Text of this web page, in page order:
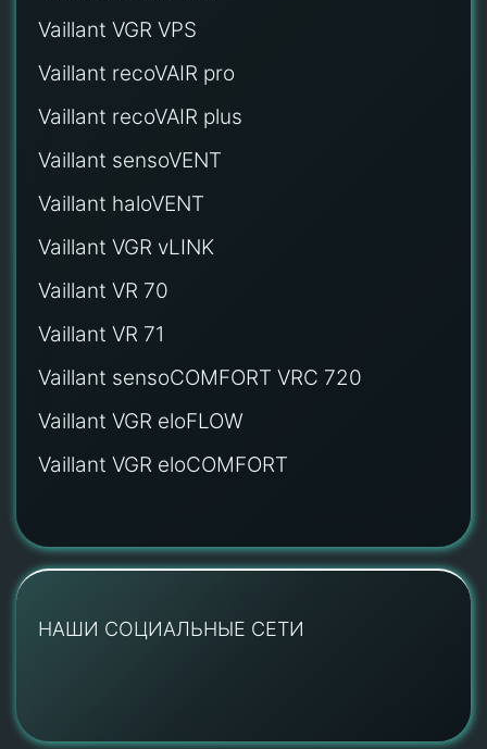
Vaillant VGR VPS
Vaillant recoVAIR pro
Vaillant recoVAIR plus
Vaillant sensoVENT
Vaillant haloVENT
Vaillant VGR vLINK
Vaillant VR 70
Vaillant VR 71
Vaillant sensoCOMFORT VRC 720
Vaillant VGR eloFLOW
Vaillant VGR eloCOMFORT
НАШИ СОЦИАЛЬНЫЕ СЕТИ